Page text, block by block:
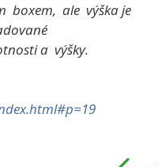
boxem, ale výška je
a výšky.